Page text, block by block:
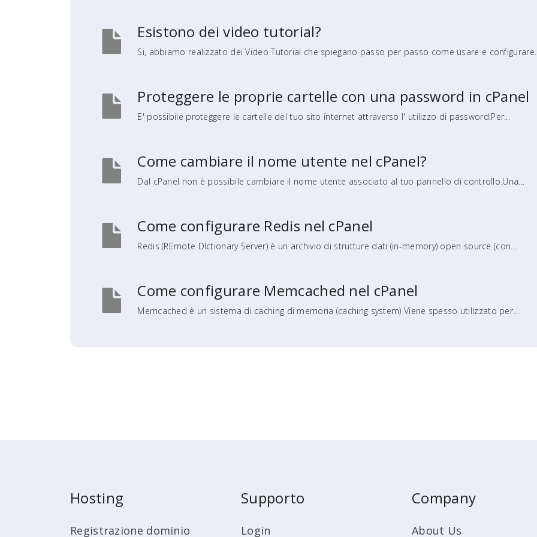
Esistono dei video tutorial?
Si, abbiamo realizzato dei Video Tutorial che spiegano passo per passo come usare e
Proteggere le proprie cartelle con una password in cPanel
E' possibile proteggere le cartelle del tuo sito internet attraverso l' utilizzo di password.Per...
Come cambiare il nome utente nel cPanel?
Dal cPanel non è possibile cambiare il nome utente associato al tuo pannello di controllo.Una...
Come configurare Redis nel cPanel
Redis (REmote DIctionary Server) è un archivio di strutture dati (in-memory) open source (con...
Come configurare Memcached nel cPanel
Memcached è un sistema di caching di memoria (caching system) Viene spesso utilizzato per...
Hosting
Registrazione dominio
Supporto
Login
Company
About Us